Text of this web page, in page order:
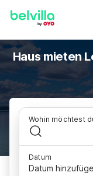
Haus mieten
Wohin möchtest
Datum
Datum